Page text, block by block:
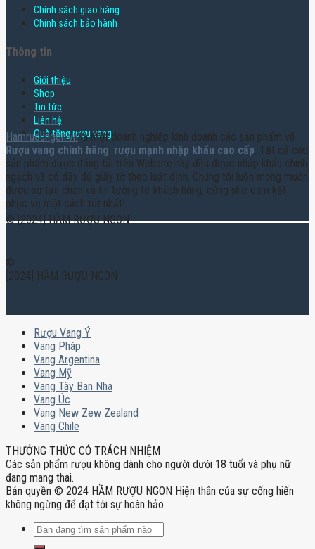
Chính sách giao hàng
Chính sách bảo hành
Thông tin
Giới thiệu
Shop
Tin tức
Liên hệ
Quà tặng rượu vang
Hamruoungon.vnlà một doanh nghiệp kinh doanh các sản phẩm về
Rượu vang chính hãng, rượu mạnh nhập khẩu cao cấp. Tất cả các
sản phẩm được đăng tải trên Website này đều được nhập khẩu chính
ngạch và có đầy đủ giấy tờ theo luật định. Chúng tôi luôn mong muốn
được sự lựa chọn và tin tưởng từ khách hàng, cũng như cam kết
phục vụ một cách tốt nhất!
© [2024] HẦM RƯỢU NGON
©
[2024] HẦM RƯỢU NGON
Rượu Vang Ý
Vang Pháp
Vang Argentina
Vang Mỹ
Vang Tây Ban Nha
Vang Úc
Vang New Zew Zealand
Vang Chile
THƯỞNG THỨC CÓ TRÁCH NHIỆM
Các sản phẩm rượu không dành cho người dưới 18 tuổi và phụ nữ
đang mang thai.
Bản quyền © 2024 HẦM RƯỢU NGON Hiện thân của sự cống hiến
không ngừng để đạt tới sự hoàn hảo
Tìm
kiếm: